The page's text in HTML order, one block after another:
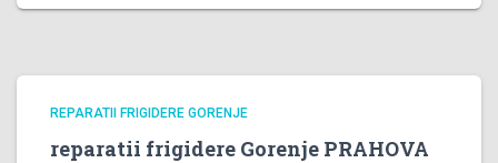
REPARATII FRIGIDERE GORENJE
reparatii frigidere Gorenje PRAHOVA